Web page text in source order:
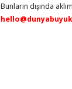
Bunların dışında